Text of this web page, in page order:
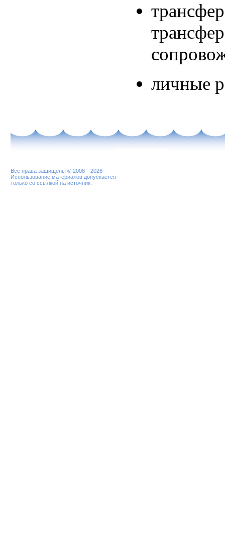
личные
Все права защищены © 2008—2026
Использование материалов допускается
только со ссылкой на источник.